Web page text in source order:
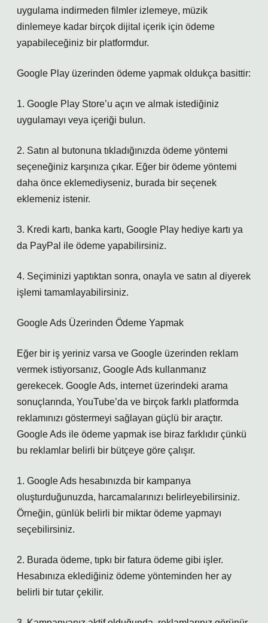
uygulama indirmeden filmler izlemeye, müzik
dinlemeye kadar birçok dijital içerik için ödeme
yapabileceğiniz bir platformdur.
Google Play üzerinden ödeme yapmak oldukça basittir:
1. Google Play Store’u açın ve almak istediğiniz
uygulamayı veya içeriği bulun.
2. Satın al butonuna tıkladığınızda ödeme yöntemi
seçeneğiniz karşınıza çıkar. Eğer bir ödeme yöntemi
daha önce eklemediyseniz, burada bir seçenek
eklemeniz istenir.
3. Kredi kartı, banka kartı, Google Play hediye kartı ya
da PayPal ile ödeme yapabilirsiniz.
4. Seçiminizi yaptıktan sonra, onayla ve satın al diyerek
işlemi tamamlayabilirsiniz.
Google Ads Üzerinden Ödeme Yapmak
Eğer bir iş yeriniz varsa ve Google üzerinden reklam
vermek istiyorsanız, Google Ads kullanmanız
gerekecek. Google Ads, internet üzerindeki arama
sonuçlarında, YouTube’da ve birçok farklı platformda
reklamınızı göstermeyi sağlayan güçlü bir araçtır.
Google Ads ile ödeme yapmak ise biraz farklıdır çünkü
bu reklamlar belirli bir bütçeye göre çalışır.
1. Google Ads hesabınızda bir kampanya
oluşturduğunuzda, harcamalarınızı belirleyebilirsiniz.
Örneğin, günlük belirli bir miktar ödeme yapmayı
seçebilirsiniz.
2. Burada ödeme, tıpkı bir fatura ödeme gibi işler.
Hesabınıza eklediğiniz ödeme yönteminden her ay
belirli bir tutar çekilir.